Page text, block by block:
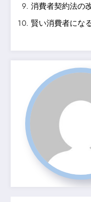
消費者契約法の
賢い消費者にな